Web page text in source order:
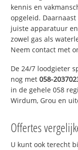
kennis en
opgeleid.
juiste apparatuur
zowel gas als
Neem contact met
De 24/7 loodgieter
nog met058-
in de gehele 058
Wirdum, Grou en
Offertes
U kunt ook terecht